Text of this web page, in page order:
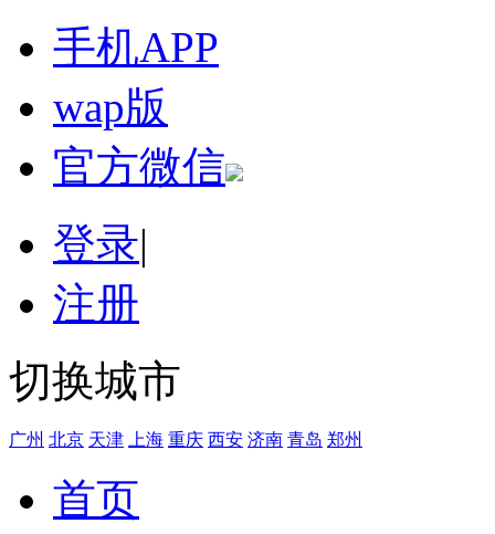
手机APP
wap版
官方微信
登录|
注册
切换城市
广州 北京 天津 上海 重庆 西安 济南 青岛 郑州
首页